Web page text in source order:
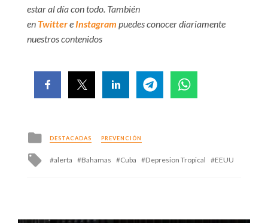
estar al día con todo. También
en Twittere Instagram puedes conocer diariamente
nuestros contenidos
Posted
in
DESTACADAS PREVENCIÓN
Tagged
alerta Bahamas Cuba Depresion Tropical EEUU